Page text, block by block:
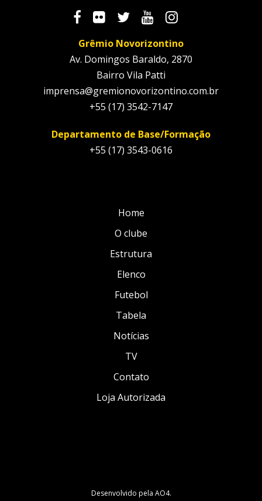
Grêmio Novorizontino
Av. Domingos Baraldo, 2870
Bairro Vila Patti
imprensa@gremionovorizontino.com.br
+55 (17) 3542-7147
Departamento de Base/Formação
+55 (17) 3543-0616
Home
O clube
Estrutura
Elenco
Futebol
Tabela
Notícias
TV
Contato
Loja Autorizada
Desenvolvido pela AO4.